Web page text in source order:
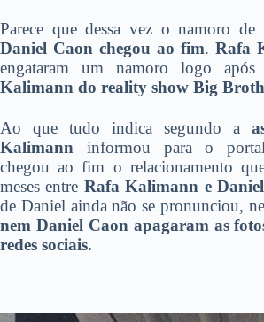
Parece que dessa vez o namoro de
Daniel Caon chegou ao fim. Rafa
engataram um namoro logo
Kalimann do reality show Big
Ao que tudo indica segundo a
Kalimann informou para o
chegou ao fim o relacionamento
meses entre Rafa Kalimann e
de Daniel ainda não se pronunciou,
nem Daniel Caon apagaram as
redes sociais.